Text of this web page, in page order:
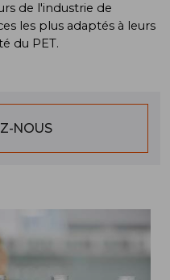
de l'industrie de
les plus adaptés à leurs
du PET.
NOUS